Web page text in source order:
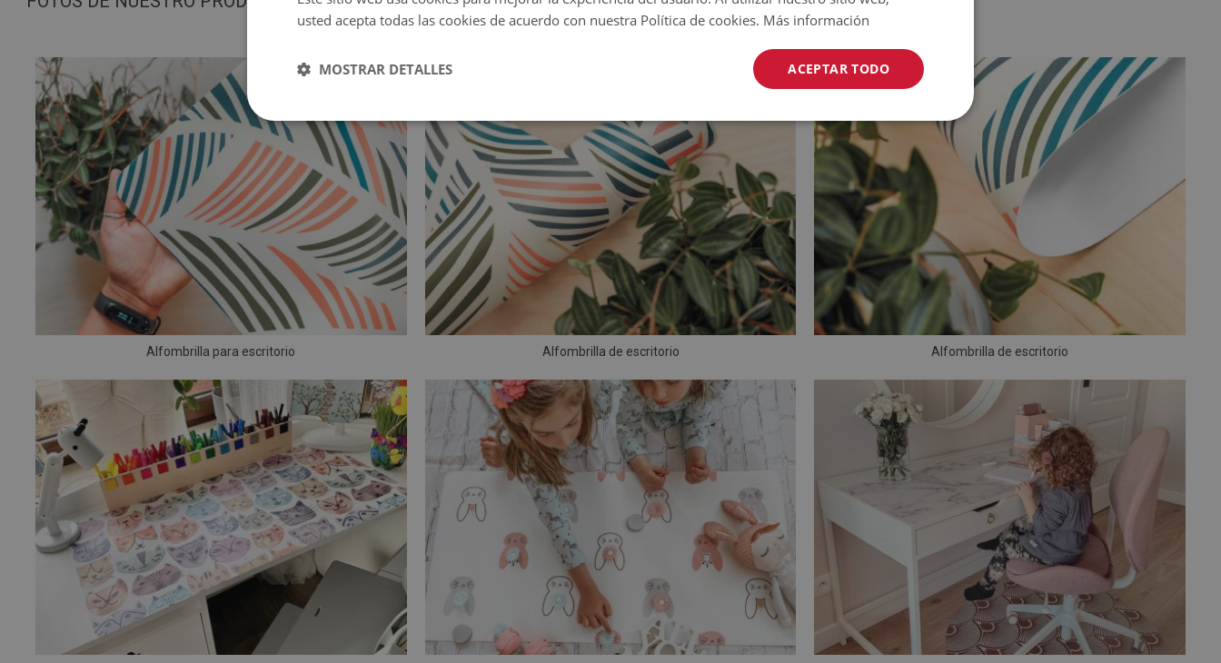
Alfombrilla para escritorio Alfombrilla de escritorio Alfombrilla de escritorio
usted acepta todas las cookies de acuerdo con nuestra Política de cookies. Más información
ACEPTAR TODO
MOSTRAR DETALLES